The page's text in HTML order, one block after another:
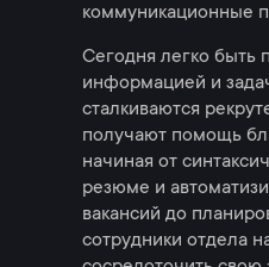
коммуникационные
Сегодня легко быть
информацией и
сталкиваются
получают помощь
начиная от
резюме и
вакансий до
сотрудники отдела